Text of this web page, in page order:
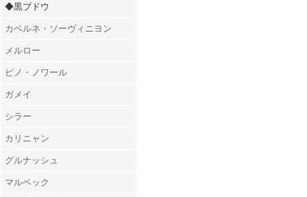
◆黒ブドウ
カベルネ・ソーヴィニヨン
メルロー
ピノ・ノワール
ガメイ
シラー
カリニャン
グルナッシュ
マルベック